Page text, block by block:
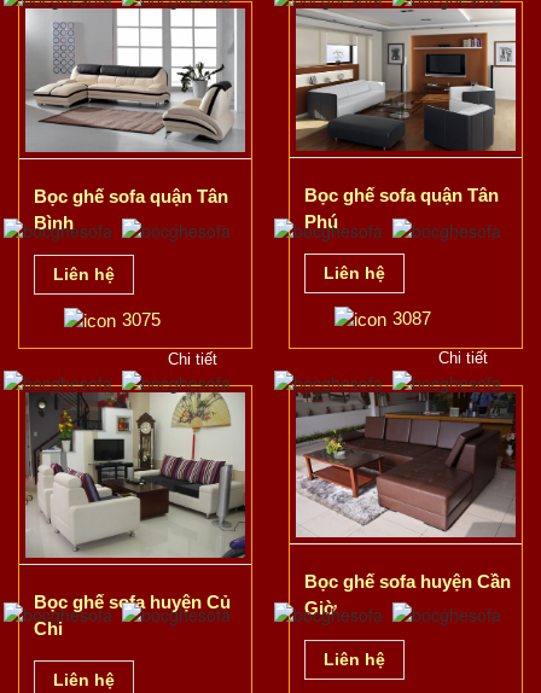
Bọc ghế sofa quận Tân
Bình
Liên hệ
3075
Chi tiết
Bọc ghế sofa quận Tân
Phú
Liên hệ
3087
Chi tiết
Bọc ghế sofa huyện Củ
Chi
Liên hệ
Bọc ghế sofa huyện Cần
Giờ
Liên hệ